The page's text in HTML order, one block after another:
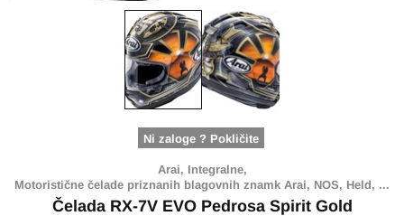
Ni zaloge ? Pokličite
Arai, Integralne,
Motoristične čelade priznanih blagovnih znamk Arai, NOS, Held, ...
Čelada RX-7V EVO Pedrosa Spirit Gold